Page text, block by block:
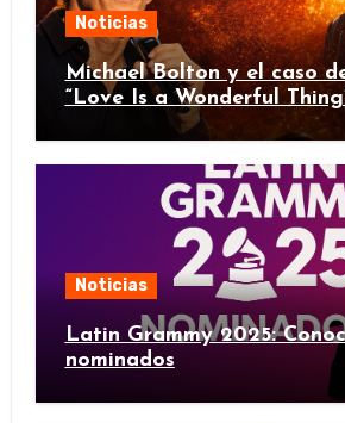
Noticias
Michael Bolton y el caso
“Love Is a Wonderful
Noticias
Latin Grammy 2025:
nominados